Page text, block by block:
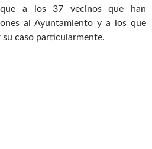
a los 37 vecinos que han
al Ayuntamiento y a los que
su caso particularmente.